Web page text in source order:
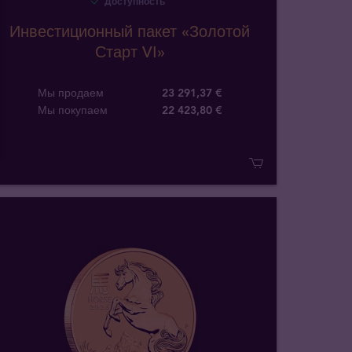
Инвестиционный пакет «Золотой
Старт VI»
Мы продаем
23 291,37 €
Мы покупаем
22 423,80 €